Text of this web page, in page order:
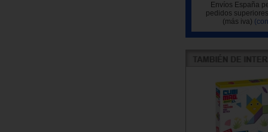
Envíos España
pedidos
(más iva)